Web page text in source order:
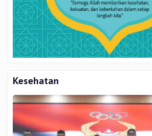
Kesehatan